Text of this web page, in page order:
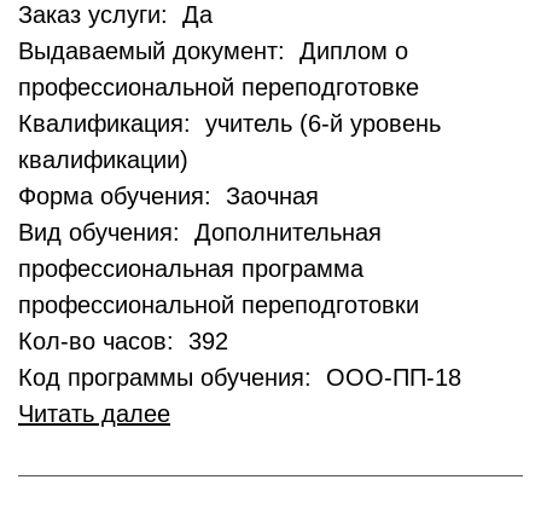
Заказ услуги: Да
Выдаваемый документ: Диплом о
профессиональной переподготовке
Квалификация: учитель (6-й уровень
квалификации)
Форма обучения: Заочная
Вид обучения: Дополнительная
профессиональная программа
профессиональной переподготовки
Кол-во часов: 392
Код программы обучения: ООО-ПП-18
Читать далее